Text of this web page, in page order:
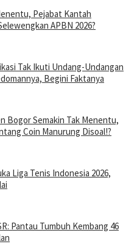
Pejabat Kantah
APBN 2026?
Tak Ikuti Undang-Undangan
Begini Faktanya
Bogor Semakin Tak Menentu,
Coin Manurung Disoal!?
Liga Tenis Indonesia 2026,
Pantau Tumbuh Kembang 46